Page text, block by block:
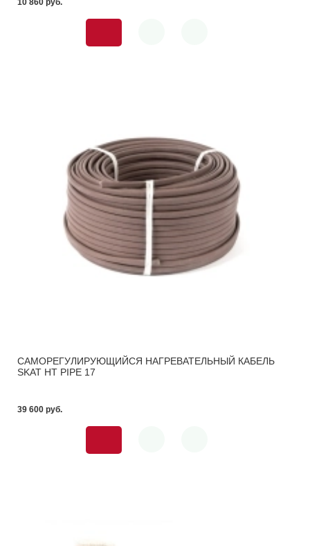
САМОРЕГУЛИРУЮЩИЙСЯ НАГРЕВАТЕЛЬНЫЙ КАБЕЛЬ
SKAT HT PIPE 17
39 600 pуб.